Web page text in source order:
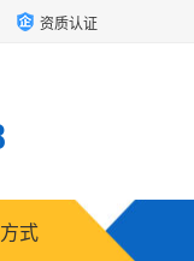
资质认证
式